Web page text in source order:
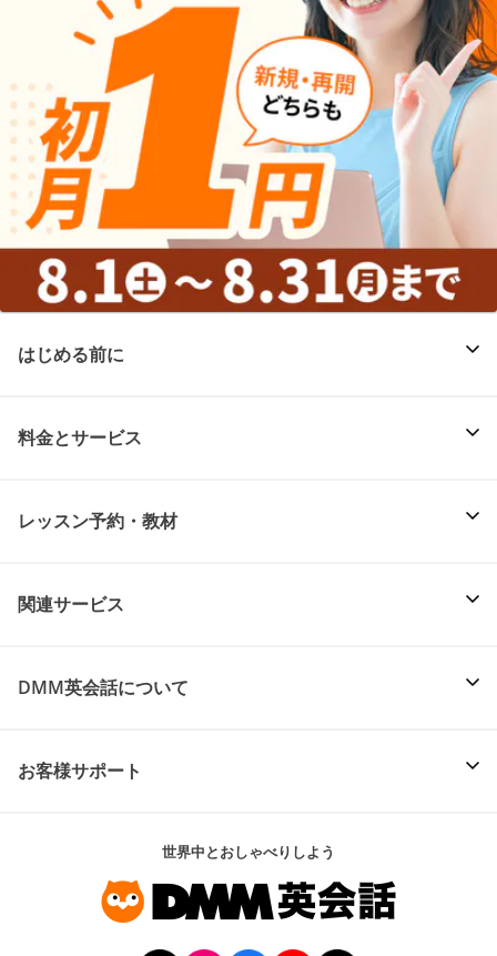
はじめる前に
料金とサービス
レッスン予約・教材
関連サービス
DMM英会話について
お客様サポート
世界中とおしゃべりしよう